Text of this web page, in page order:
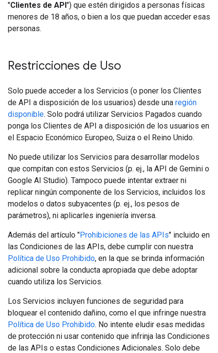
"Clientes de API") que estén dirigidos a personas físicas
menores de 18 años, o bien a los que puedan acceder esas
personas.
Restricciones de Uso
Solo puede acceder a los Servicios (o poner los Clientes
de API a disposición de los usuarios) desde una región
disponible. Solo podrá utilizar Servicios Pagados cuando
ponga los Clientes de API a disposición de los usuarios en
el Espacio Económico Europeo, Suiza o el Reino Unido.
No puede utilizar los Servicios para desarrollar modelos
que compitan con estos Servicios (p. ej., la API de Gemini o
Google AI Studio). Tampoco puede intentar extraer ni
replicar ningún componente de los Servicios, incluidos los
modelos o datos subyacentes (p. ej., los pesos de
parámetros), ni aplicarles ingeniería inversa.
Además del artículo "Prohibiciones de las APIs" incluido en
las Condiciones de las APIs, debe cumplir con nuestra
Política de Uso Prohibido, en la que se brinda información
adicional sobre la conducta apropiada que debe adoptar
cuando utiliza los Servicios.
Los Servicios incluyen funciones de seguridad para
bloquear el contenido dañino, como el que infringe nuestra
Política de Uso Prohibido. No intente eludir esas medidas
de protección ni usar contenido que infrinja las Condiciones
de las APIs o estas Condiciones Adicionales. Solo debe